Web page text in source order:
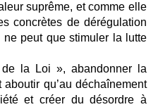
suprême, et comme elle
concrètes de dérégulation
peut que stimuler la lutte
la Loi », abandonner la
qu’au déchaînement
et créer du désordre à